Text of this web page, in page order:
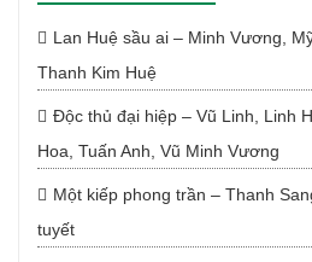
Lan Huệ sầu ai – Minh Vương,
Thanh Kim Huệ
Độc thủ đại hiệp – Vũ Linh, Linh
Hoa, Tuấn Anh, Vũ Minh Vương
Một kiếp phong trần – Thanh
tuyết